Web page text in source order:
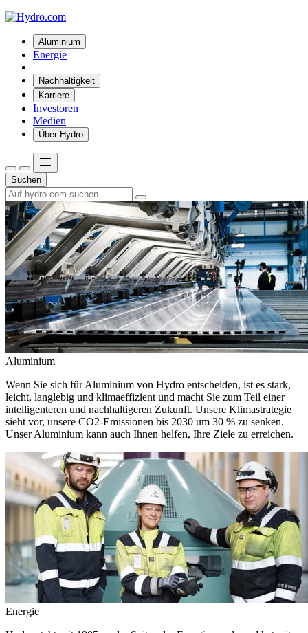
Aluminium
Energie
Nachhaltigkeit
Karriere
Investoren
Medien
Über Hydro
Suchen
Aluminium
Wenn Sie sich für Aluminium von Hydro entscheiden, ist es stark,
leicht, langlebig und klimaeffizient und macht Sie zum Teil einer
intelligenteren und nachhaltigeren Zukunft. Unsere Klimastrategie
sieht vor, unsere CO2-Emissionen bis 2030 um 30 % zu senken.
Unser Aluminium kann auch Ihnen helfen, Ihre Ziele zu erreichen.
Energie